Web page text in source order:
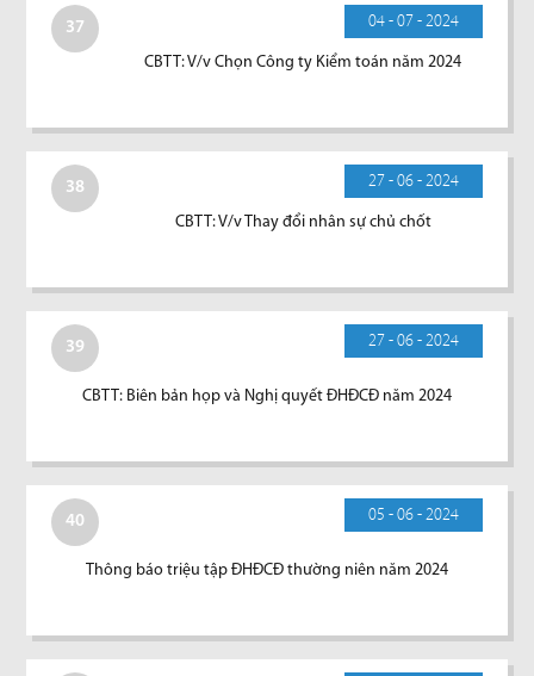
37 04 - 07 - 2024
CBTT: V/v Chọn Công ty Kiểm toán năm 2024
38 27 - 06 - 2024
CBTT: V/v Thay đổi nhân sự chủ chốt
39 27 - 06 - 2024
CBTT: Biên bản họp và Nghị quyết ĐHĐCĐ năm 2024
40 05 - 06 - 2024
Thông báo triệu tập ĐHĐCĐ thường niên năm 2024